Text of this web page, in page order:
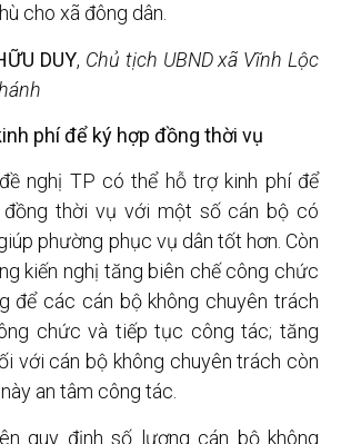
cho xã đông dân.
DUY, Chủ tịch UBND xã Vĩnh Lộc
phí để ký hợp đồng thời vụ
nghị TP có thể hỗ trợ kinh phí để
đồng thời vụ với một số cán bộ có
phường phục vụ dân tốt hơn. Còn
kiến nghị tăng biên chế công chức
để các cán bộ không chuyên trách
chức và tiếp tục công tác; tăng
với cán bộ không chuyên trách còn
an tâm công tác.
quy định số lượng cán bộ không